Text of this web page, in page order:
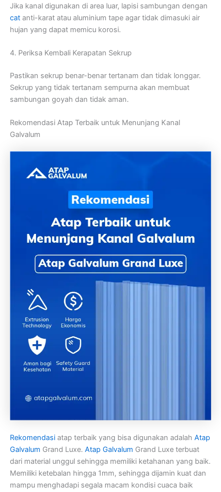
Jika kanal digunakan di area luar, lapisi sambungan dengan
cat anti-karat atau aluminium tape agar tidak dimasuki air
hujan yang dapat memicu korosi.
4. Periksa Kembali Kerapatan Sekrup
Pastikan sekrup benar-benar tertanam dan tidak longgar.
Sekrup yang tidak tertanam sempurna akan membuat
sambungan goyah dan tidak aman.
Rekomendasi Atap Terbaik untuk Menunjang Kanal
Galvalum
Rekomendasi atap terbaik yang bisa digunakan adalah Atap
Galvalum Grand Luxe. Atap Galvalum Grand Luxe terbuat
dari material unggul sehingga memiliki ketahanan yang baik.
Memiliki ketebalan hingga 1mm, sehingga dijamin kuat dan
mampu menghadapi segala macam kondisi cuaca baik